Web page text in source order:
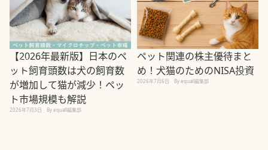
【2026年最新版】日本のペ
ット飼育頭数は犬の飼育数
が増加して猫が減少！ペッ
ト市場規模も解説
2026年7月3日 By equall編集部
ペット関連の株主優待まと
め！犬猫のためのNISA投資
2026年7月6日 By equall編集部